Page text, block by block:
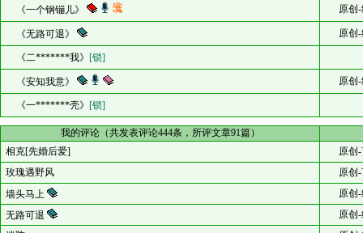
《一个钢镚儿》 原创
《无路可退》 原创
《二*******我》 [锁]
《安知我意》 原创
《一*******壳》 [锁]
我的评论（共发表评论444条，所评文章91篇）
相克[先婚后爱]
原创
玫瑰遇野风
原创
墙头马上
原创
无路可退
原创